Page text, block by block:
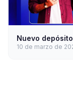
Nuevo
10 de marzo de